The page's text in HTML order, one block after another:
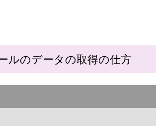
ルのデータの取得の仕方